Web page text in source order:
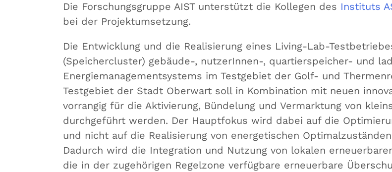
Die Forschungsgruppe AIST unterstützt die Kollegen des Instituts
bei der Projektumsetzung.
Die Entwicklung und die Realisierung eines Living-Lab-
(Speichercluster) gebäude-, nutzerInnen-, quartierspeicher- und
Energiemanagementsystems im Testgebiet der Golf- und
Testgebiet der Stadt Oberwart soll in Kombination mit neuen
vorrangig für die Aktivierung, Bündelung und Vermarktung von
durchgeführt werden. Der Hauptfokus wird dabei auf die
und nicht auf die Realisierung von energetischen
Dadurch wird die Integration und Nutzung von lokalen
die in der zugehörigen Regelzone verfügbare erneuerbare